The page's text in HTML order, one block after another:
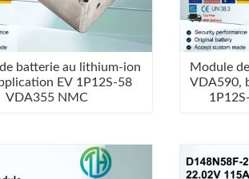
batterie au lithium-ion
EV 1P12S-58
VDA355 NMC
Module
VDA590,